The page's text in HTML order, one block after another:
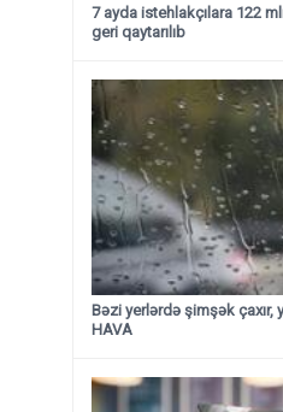
7 ayda istehlakçılara 122
geri qaytarılıb
Bəzi yerlərdə şimşək çaxır,
HAVA